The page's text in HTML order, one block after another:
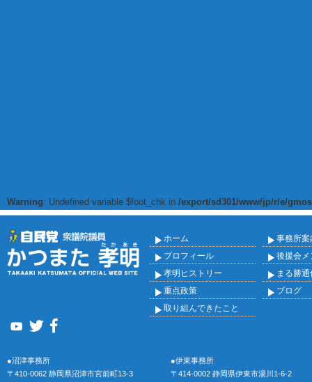
Warning: Undefined variable $foot_chk in /export/sd301/www/jp/r/e/
ホーム
プロフィール
孝明ヒストリー
重点政策
取り組んできたこと
事務所案
後援会メ
まる勝通
ブログ
●沼津事務所
〒410-0062 静岡県沼津市宮前町13-3
●伊東事務所
〒414-0002 静岡県伊東市湯川1-6-2